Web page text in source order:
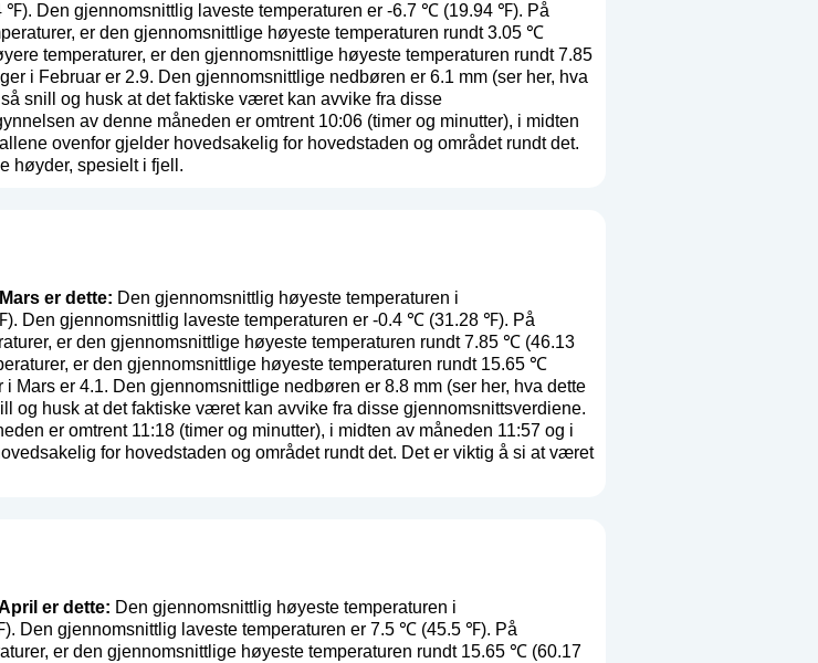
Den gjennomsnittlig laveste temperaturen er -6.7 ℃ (19.94 ℉). På
er den gjennomsnittlige høyeste temperaturen rundt 3.05 ℃
temperaturer, er den gjennomsnittlige høyeste temperaturen rundt 7.85
i Februar er 2.9. Den gjennomsnittlige nedbøren er 6.1 mm (ser her, hva
snill og husk at det faktiske været kan avvike fra disse
av denne måneden er omtrent 10:06 (timer og minutter), i midten
ovenfor gjelder hovedsakelig for hovedstaden og området rundt det.
høyder, spesielt i fjell.
er dette: Den gjennomsnittlig høyeste temperaturen i
Den gjennomsnittlig laveste temperaturen er -0.4 ℃ (31.28 ℉). På
er den gjennomsnittlige høyeste temperaturen rundt 7.85 ℃ (46.13
er den gjennomsnittlige høyeste temperaturen rundt 15.65 ℃
er 4.1. Den gjennomsnittlige nedbøren er 8.8 mm (ser her, hva dette
og husk at det faktiske været kan avvike fra disse gjennomsnittsverdiene.
er omtrent 11:18 (timer og minutter), i midten av måneden 11:57 og i
for hovedstaden og området rundt det. Det er viktig å si at været
er dette: Den gjennomsnittlig høyeste temperaturen i
Den gjennomsnittlig laveste temperaturen er 7.5 ℃ (45.5 ℉). På
er den gjennomsnittlige høyeste temperaturen rundt 15.65 ℃ (60.17